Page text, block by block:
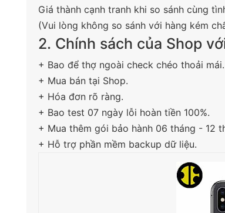
Giá thành cạnh tranh khi so sánh cùng
(Vui lòng không so sánh với hàng kém
2. Chính sách của Shop
+ Bao để thợ ngoài check chéo thoải mái.
+ Mua bán tại Shop.
+ Hóa đơn rõ ràng.
+ Bao test 07 ngày lỗi hoàn tiền 100%.
+ Mua thêm gói bảo hành 06 tháng - 12
+ Hỗ trợ phần mềm backup dữ liệu.